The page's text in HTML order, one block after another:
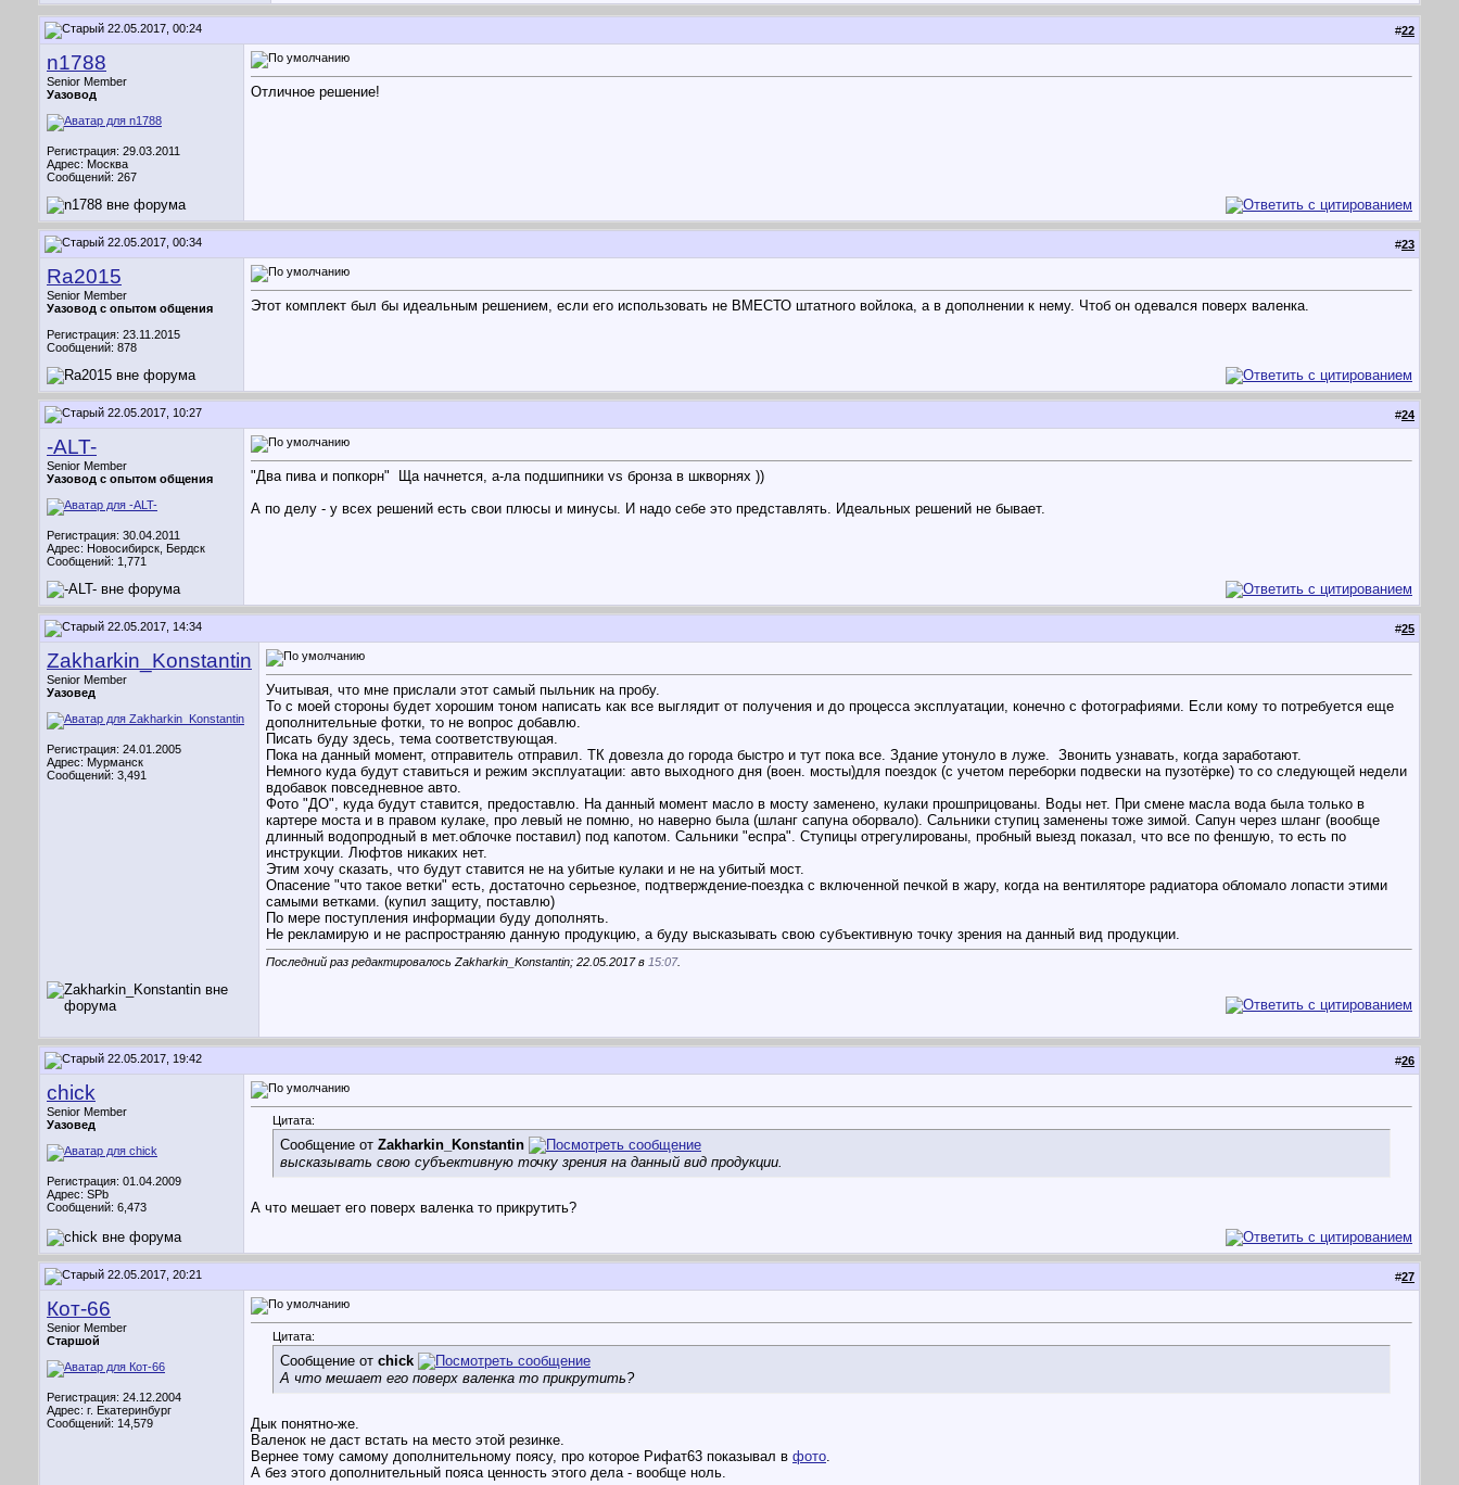
22.05.2017, 00:24 #22
n1788
Senior Member
Уазовод
Регистрация: 29.03.2011
Адрес: Москва
Сообщений: 267
Отличное решение!
22.05.2017, 00:34 #23
Ra2015
Senior Member
Уазовод с опытом общения
Регистрация: 23.11.2015
Сообщений: 878
Этот комплект был бы идеальным решением, если его использовать не ВМЕСТО штатного войлока, а в дополнении к нему. Чтоб он одевался поверх валенка.
22.05.2017, 10:27 #24
-ALT-
Senior Member
Уазовод с опытом общения
Регистрация: 30.04.2011
Адрес: Новосибирск, Бердск
Сообщений: 1,771
"Два пива и попкорн"
Ща начнется, а-ла подшипники vs бронза в шкворнях ))
А по делу - у всех решений есть свои плюсы и минусы. И надо себе это представлять. Идеальных решений не бывает.
22.05.2017, 14:34 #25
Zakharkin_Konstantin
Senior Member
Уазовед
Регистрация: 24.01.2005
Адрес: Мурманск
Сообщений: 3,491
Учитывая, что мне прислали этот самый пыльник на пробу.
То с моей стороны будет хорошим тоном написать как все выглядит от получения и до процесса эксплуатации, конечно с фотографиями. Если кому то потребуется еще
дополнительные фотки, то не вопрос добавлю.
Писать буду здесь, тема соответствующая.
Пока на данный момент, отправитель отправил. ТК довезла до города быстро и тут пока все. Здание утонуло в луже. Звонить узнавать, когда заработают.
Немного куда будут ставиться и режим эксплуатации: авто выходного дня (воен. мосты)для поездок (с учетом переборки подвески на пузотёрке) то со следующей недели
вдобавок повседневное авто.
Фото "ДО", куда будут ставится, предоставлю. На данный момент масло в мосту заменено, кулаки прошприцованы. Воды нет. При смене масла вода была только в
картере моста и в правом кулаке, про левый не помню, но наверно была (шланг сапуна оборвало). Сальники ступиц заменены тоже зимой. Сапун через шланг (вообще
длинный водопродный в мет.облочке поставил) под капотом. Сальники "еспра". Ступицы отрегулированы, пробный выезд показал, что все по феншую, то есть по
инструкции. Люфтов никаких нет.
Этим хочу сказать, что будут ставится не на убитые кулаки и не на убитый мост.
Опасение "что такое ветки" есть, достаточно серьезное, подтверждение-поездка с включенной печкой в жару, когда на вентиляторе радиатора обломало лопасти этими
самыми ветками. (купил защиту, поставлю)
По мере поступления информации буду дополнять.
Не рекламирую и не распространяю данную продукцию, а буду высказывать свою субъективную точку зрения на данный вид продукции.
Последний раз редактировалось Zakharkin_Konstantin; 22.05.2017 в 15:07.
22.05.2017, 19:42 #26
chick
Senior Member
Уазовед
Регистрация: 01.04.2009
Адрес: SPb
Сообщений: 6,473
Цитата:
Сообщение от Zakharkin_Konstantin
высказывать свою субъективную точку зрения на данный вид продукции.
А что мешает его поверх валенка то прикрутить?
22.05.2017, 20:21 #27
Кот-66
Senior Member
Старшой
Регистрация: 24.12.2004
Адрес: г. Екатеринбург
Сообщений: 14,579
Цитата:
Сообщение от chick
А что мешает его поверх валенка то прикрутить?
Дык понятно-же.
Валенок не даст встать на место этой резинке.
Вернее тому самому дополнительному поясу, про которое Рифат63 показывал в фото.
А без этого дополнительный пояса ценность этого дела - вообще ноль.